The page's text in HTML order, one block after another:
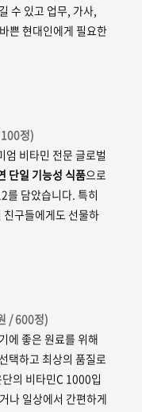
수 있고 업무, 가사,
쁜 현대인에게 필요한
정)
엄 비타민 전문 글로벌
단일 기능성 식품으로
를 담았습니다. 특히
친구들에게도 선물하
/ 600정)
에 좋은 원료를 위해
택하고 최상의 품질로
의 비타민C 1000입
나 일상에서 간편하게